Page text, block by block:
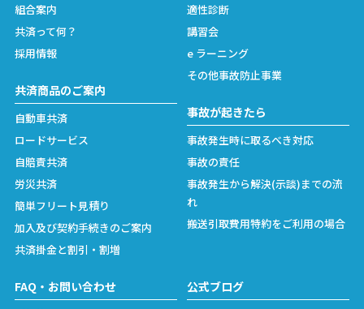
組合案内
共済って何？
採用情報
共済商品のご案内
自動車共済
ロードサービス
自賠責共済
労災共済
簡単フリート見積り
加入及び契約手続きのご案内
共済掛金と割引・割増
適性診断
講習会
e ラーニング
その他事故防止事業
事故が起きたら
事故発生時に取るべき対応
事故の責任
事故発生から解決(示談)までの流
れ
搬送引取費用特約をご利用の場合
FAQ・お問い合わせ 公式ブログ